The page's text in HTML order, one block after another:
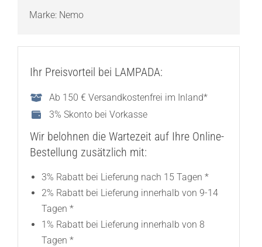
Marke: Nemo
Ihr Preisvorteil bei LAMPADA:
Ab 150 € Versandkostenfrei im Inland*
3% Skonto bei Vorkasse
Wir belohnen die Wartezeit auf Ihre Online-
Bestellung zusätzlich mit:
3% Rabatt bei Lieferung nach 15 Tagen *
2% Rabatt bei Lieferung innerhalb von 9-14
Tagen *
1% Rabatt bei Lieferung innerhalb von 8
Tagen *